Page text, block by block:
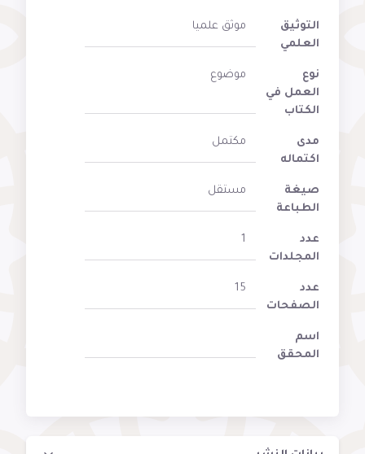
التوثيق
العلمي
موثق علميا
نوع
العمل في
الكتاب
موضوع
مدى
اكتماله
مكتمل
صيغة
الطباعة
مستقل
عدد
المجلدات
1
عدد
الصفحات
15
اسم
المحقق